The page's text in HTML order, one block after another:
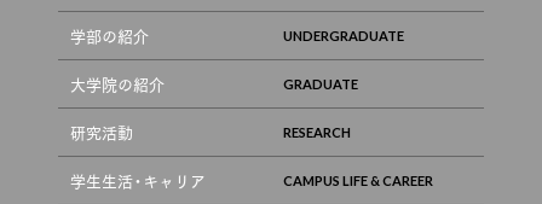
学部の紹介
大学院の紹介
研究活動
学生生活・キャリア